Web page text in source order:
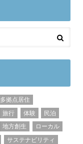
多拠点居住
旅行 体験
民泊
地方創生
ローカル
サステナビリティ